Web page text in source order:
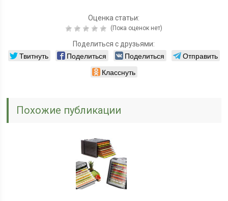
Оценка статьи:
(Пока оценок нет)
Поделиться с друзьями:
Твитнуть Поделиться Поделиться
Отправить
Класснуть
Похожие публикации